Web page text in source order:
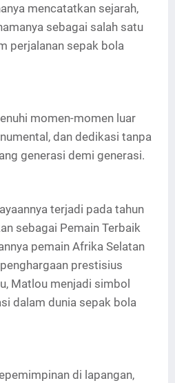
mencatatkan sejarah,
sebagai salah satu
perjalanan sepak bola
momen-momen luar
dan dedikasi tanpa
generasi demi generasi.
terjadi pada tahun
sebagai Pemain Terbaik
pemain Afrika Selatan
prestisius
Matlou menjadi simbol
dalam dunia sepak bola
di lapangan,